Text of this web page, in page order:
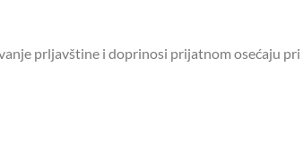
prljavštine i doprinosi prijatnom osećaju